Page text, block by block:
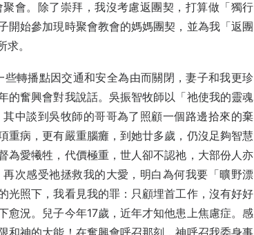
會。除了崇拜，我沒考慮返團契，打算做「獨行
開始參加現時聚會教會的媽媽團契，並為我「返團
。
轉播點因交通和安全為由而關閉，妻子和我更珍
的奮興會對我說話。吳振智牧師以「祂使我的靈魂
中談到吳牧師的哥哥為了照顧一個路邊拾來的棄
重病，更有嚴重腦癱，到她廿多歲，仍沒足夠智慧
為愛犧牲，代價極重，世人卻不認祂，大部份人亦
次感受祂拯救我的大愛，明白為何我要「曠野漂
光照下，我看見我的罪：只顧埋首工作，沒有好好
愈況。兒子今年17歲，近年才知他患上焦慮症。感
和神的大能！在奮興會呼召那刻，神呼召我委身事